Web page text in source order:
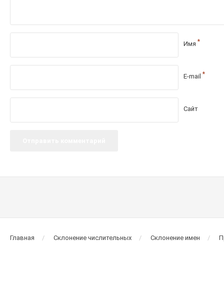
Имя *
E-mail *
Сайт
Главная Склонение числительных Склонение имен